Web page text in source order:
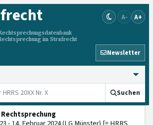
im Strafrecht
A- A+
Newsletter
Suchen
Rechtsprechung